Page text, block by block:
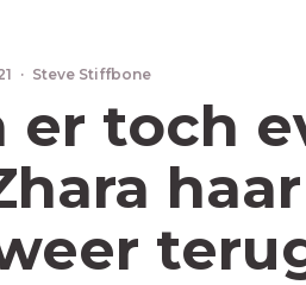
· Steve Stiffbone
er toch